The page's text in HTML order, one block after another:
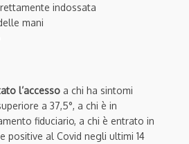
indossata
mani
l’accesso a chi ha sintomi
a 37,5°, a chi è in
fiduciario, a chi è entrato in
positive al Covid negli ultimi 14